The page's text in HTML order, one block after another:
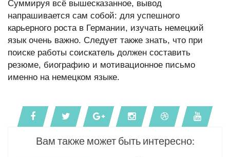
Суммируя всё вышесказанное, вывод
напрашивается сам собой: для успешного
карьерного роста в Германии, изучать немецкий
язык очень важно. Следует также знать, что при
поиске работы соискатель должен составить
резюме, биографию и мотивационное письмо
именно на немецком языке.
Вам также может быть интересно: